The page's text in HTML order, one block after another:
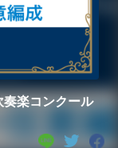
楽コンクール